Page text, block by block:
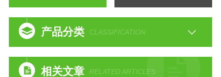
产品分类 CLASSIFICATION
相关文章 RELATED ARTICLES